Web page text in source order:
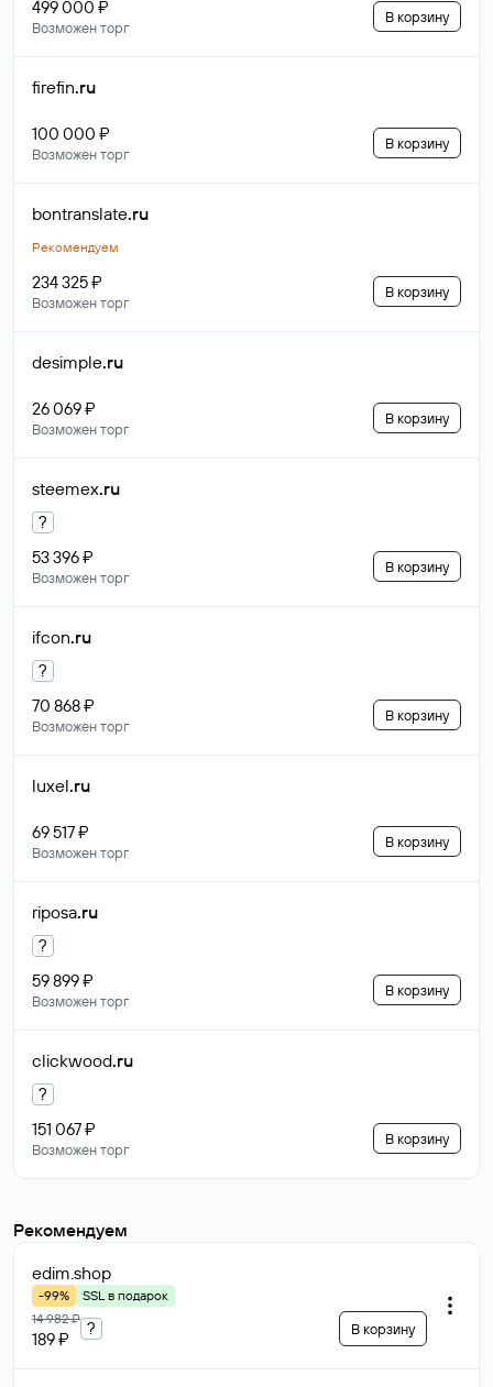
499 000 ₽
Возможен торг
В корзину
firefin.ru
100 000 ₽
Возможен торг
В корзину
bontranslate.ru
Рекомендуем
234 325 ₽
Возможен торг
В корзину
desimple.ru
26 069 ₽
Возможен торг
В корзину
steemex.ru
?
53 396 ₽
Возможен торг
В корзину
ifcon.ru
?
70 868 ₽
Возможен торг
В корзину
luxel.ru
69 517 ₽
Возможен торг
В корзину
riposa.ru
?
59 899 ₽
Возможен торг
В корзину
clickwood.ru
?
151 067 ₽
Возможен торг
В корзину
Рекомендуем
edim.shop
-99%
SSL в подарок
14 982 ₽
189 ₽
? В корзину